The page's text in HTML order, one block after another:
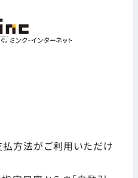
方法がご利用いただけ